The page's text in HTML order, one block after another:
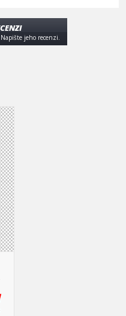
jeho recenzi.